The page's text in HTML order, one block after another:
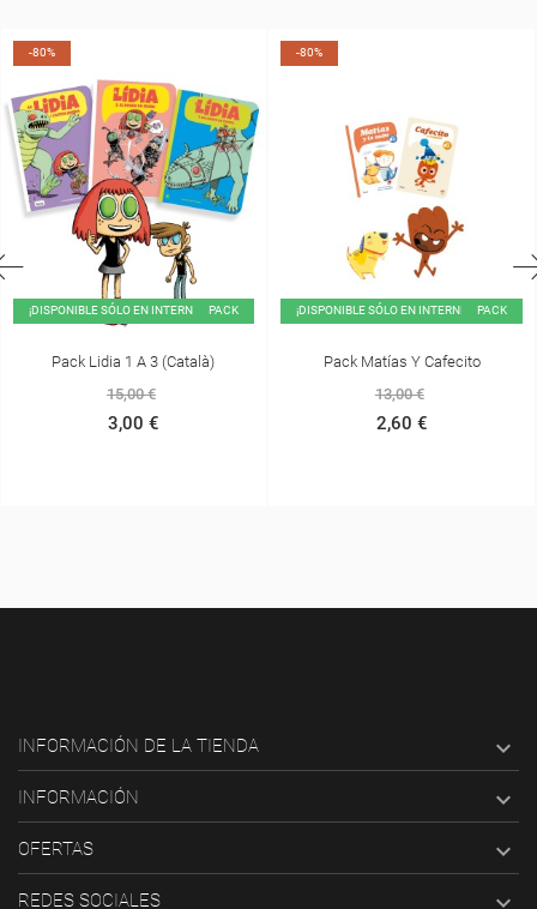
-80%
¡DISPONIBLE SÓLO EN INTERNET!PACK
Pack Lidia 1 A 3 (català)
15,00 €
3,00 €
-80%
¡DISPONIBLE SÓLO EN INTERNET!PACK
Pack Matías Y Cafecito
13,00 €
2,60 €
INFORMACIÓN DE LA TIENDA 
INFORMACIÓN 
OFERTAS 
REDES SOCIALES 